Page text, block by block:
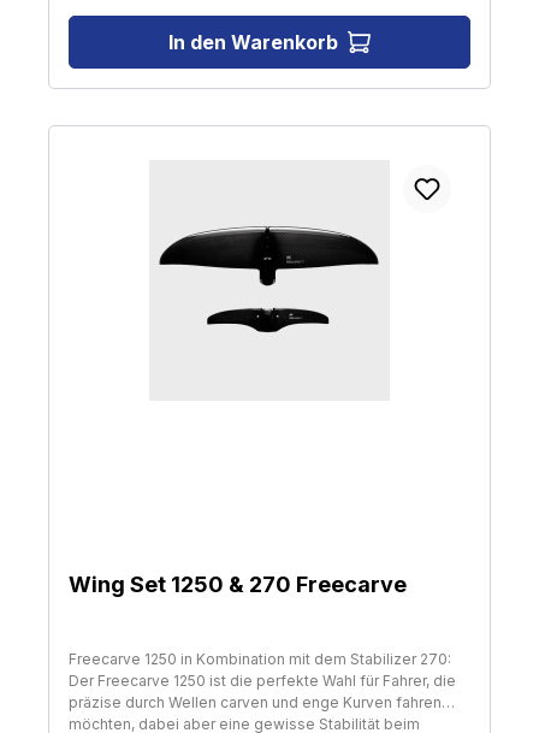
Wasser suchen. Ein bemerkenswertes Merkmal des
Freeride 1100 Wingsets ist seine subtile Verschiebung
des Druckpunkts mit zunehmender Geschwindigkeit.
Sein dynamisches Design und die sorgfältig
sich Spannung, Geschwindigkeit und eine nahtlose
Verbindung mit dem Board wünschen. Machen Sie sich
unvergessliches Efoil-Abenteuer mit dem Freeride 1100
Wingset zu genießen.
In den Warenkorb
Wing Set 1250 & 270 Freecarve
Freecarve 1250 in Kombination mit dem Stabilizer 270:
Der Freecarve 1250 ist die perfekte Wahl für Fahrer, die
präzise durch Wellen carven und enge Kurven fahren
möchten, dabei aber eine gewisse Stabilität beim